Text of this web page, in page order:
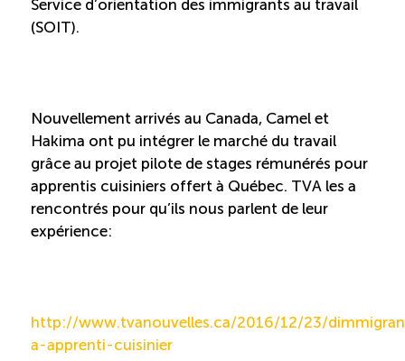
Norme entretien ménager
Saisonnalité
Chantier sur la saisonnalité
Bassins de main-d’oeuvre diversifiés
Catalogue de formations en ligne
Service d’orientation des immigrants au travail
(SOIT).
Nouvellement arrivés au Canada, Camel et
Hakima ont pu intégrer le marché du travail
grâce au projet pilote de stages rémunérés pour
apprentis cuisiniers offert à Québec. TVA les a
rencontrés pour qu’ils nous parlent de leur
expérience:
http://www.tvanouvelles.ca/2016/12/23/
a-apprenti-cuisinier